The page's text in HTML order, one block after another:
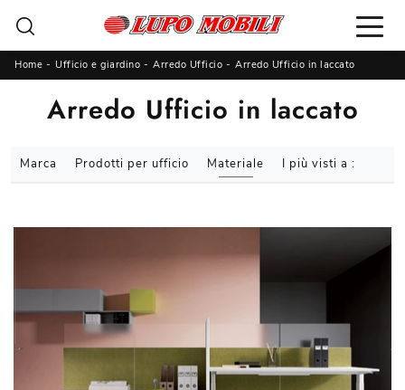
Home - Ufficio e giardino - Arredo Ufficio - Arredo Ufficio in laccato
Arredo Ufficio in laccato
Marca Prodotti per ufficio Materiale I più visti a :